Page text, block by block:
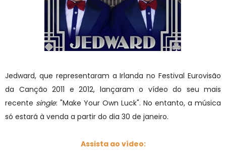
Jedward, que representaram a Irlanda no Festival Eurovisão
da Canção 2011 e 2012, lançaram o vídeo do seu mais
recente single: "Make Your Own Luck". No entanto, a música
só estará à venda a partir do dia 30 de janeiro.
Assista ao vídeo: